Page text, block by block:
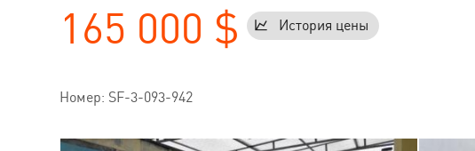
165 000 $ История цены
Номер: SF-3-093-942